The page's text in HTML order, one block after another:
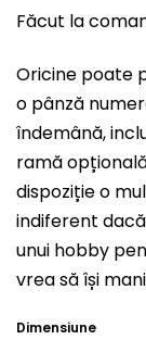
Făcut la
Oricine poate
o pânză
îndemână,
ramă
dispoziție o
indiferent
unui hobby
vrea să își
Dimensiune
a
este
0,0
din
5
stele.